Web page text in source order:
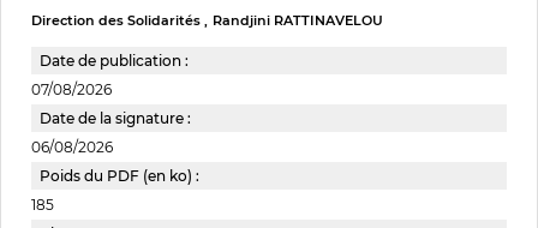
Direction des Solidarités Randjini RATTINAVELOU
Date de publication :
07/08/2026
Date de la signature :
06/08/2026
Poids du PDF (en ko) :
185